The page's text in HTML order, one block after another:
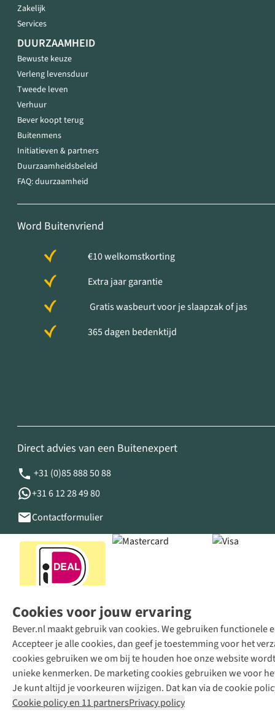
Cookies voor jouw ervaring
Bever.nl maakt gebruik van cookies. We gebruiken
Accepteer je alle cookies, dan geef je toestemming voor het
cookies gebruiken we om bij te houden hoe onze website
unieke kenmerken. De marketing cookies gebruiken we voor
Je kunt altijd je voorkeuren wijzigen. Dat kan via de cookie
Cookie policy en 11 partnersPrivacy policy
Zakelijk
Services
DUURZAAMHEID
Bewuste keuze
Verleng levensduur
Tweede leven
Verhuur
Bever koopt terug
Buitenmens
Initiatieven & partners
Duurzaamheidsbeleid
FAQ: duurzaamheid
Word Buitenvriend
€10 welkomstkorting
Extra jaar garantie
Gratis wasbeurt voor je slaapzak of jas
365 dagen bedenktijd
Direct advies van een Buitenexpert
+31 (0)85 888 50 88
+31 6 12 28 49 80
Contactformulier